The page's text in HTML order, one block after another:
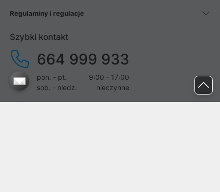
Regulaminy i regulacje
Szybki kontakt
664 999 933
pon. - pt.
9:00 - 17:00
sob. - niedz.
nieczynne